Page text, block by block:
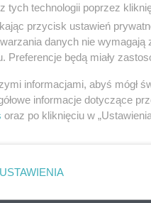
83-110 Tczew
tych technologii poprzez
przycisk ustawień
danych nie
Preferencje będą miały
informacjami, abyś mógł
informacje dotyczące
oraz po kliknięciu w
USTAWIENIA